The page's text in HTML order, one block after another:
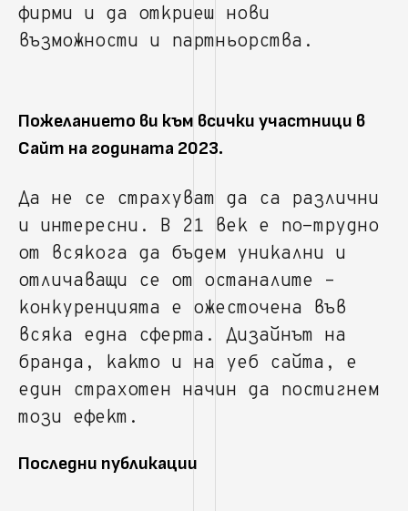
фирми и да откриеш нови
възможности и партньорства.
Пожеланието ви към всички участници в
Сайт на годината 2023.
Да не се страхуват да са различни
и интересни. В 21 век е по-трудно
от всякога да бъдем уникални и
отличаващи се от останалите –
конкуренцията е ожесточена във
всяка една сферта. Дизайнът на
бранда, както и на уеб сайта, е
един страхотен начин да постигнем
този ефект.
Последни публикации